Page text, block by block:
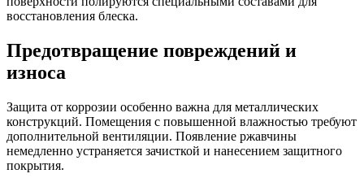
восстановления блеска.
Предотвращение повреждений и
износа
Защита от коррозии особенно важна для металлических
конструкций. Помещения с повышенной влажностью требуют
дополнительной вентиляции. Появление ржавчины
немедленно устраняется зачисткой и нанесением защитного
покрытия.